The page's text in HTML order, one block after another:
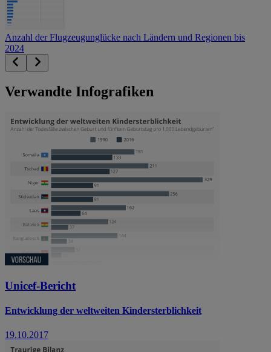
Anzahl der Flugzeugunglücke nach Ländern und Regionen bis
2024
Verwandte Infografiken
Unicef-Bericht
Entwicklung der weltweiten Kindersterblichkeit
19.10.2017